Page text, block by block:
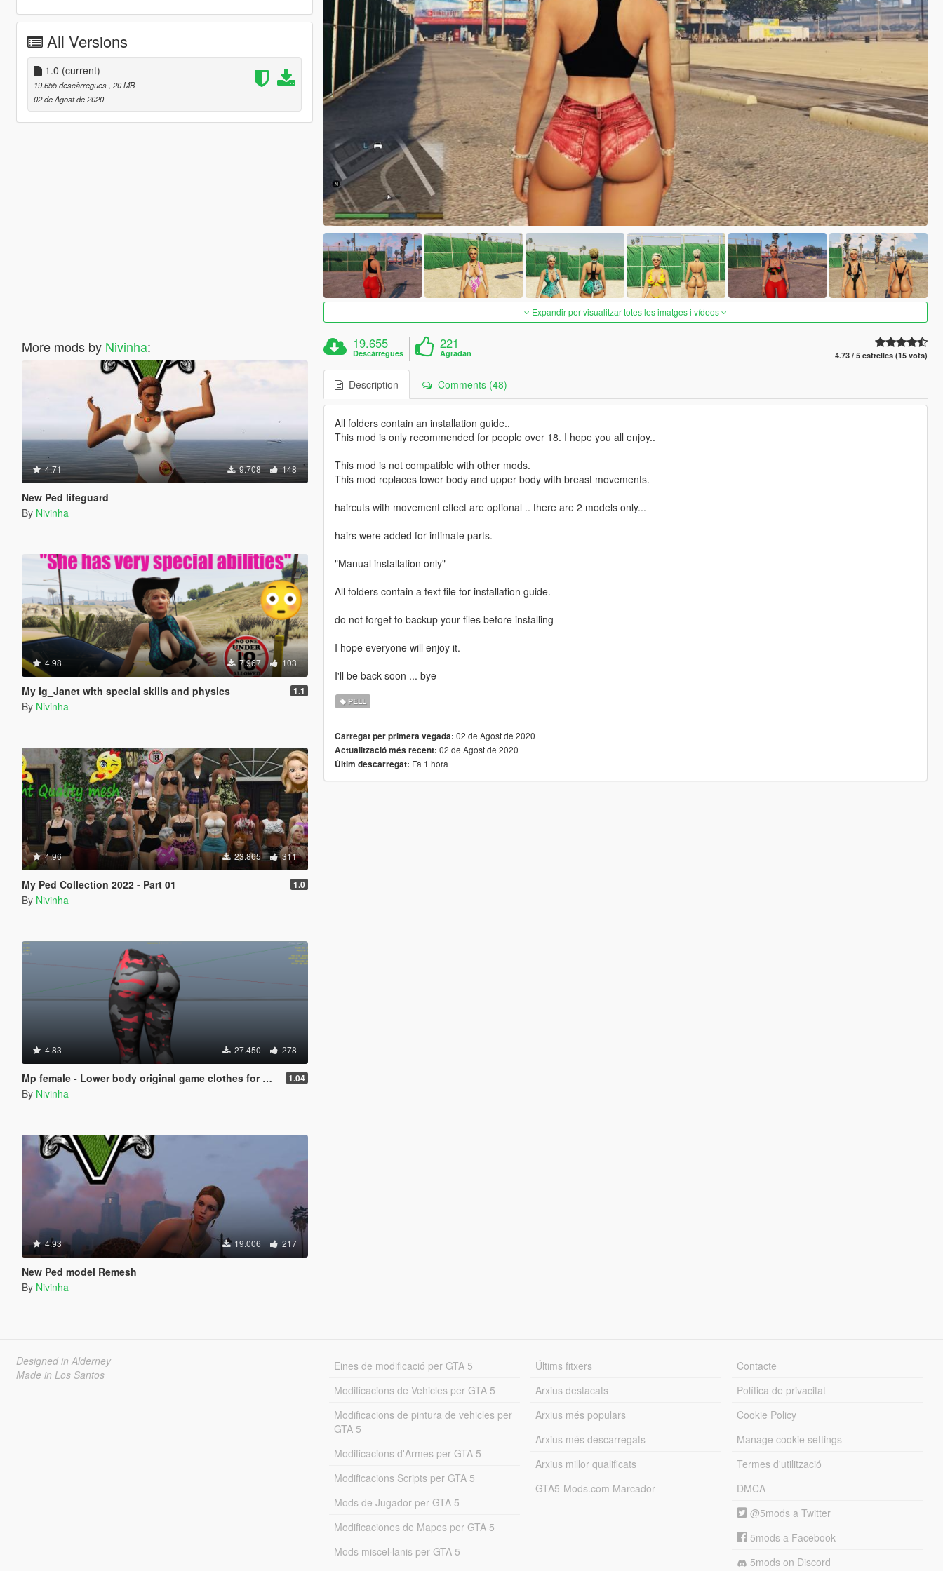
All Versions
1.0 (current)
19.655 descàrregues, 20 MB
02 de Agost de 2020
More mods by Nivinha:
4.71 9.708 148
New Ped lifeguard
By Nivinha
4.98 7.967 103
My Ig_Janet with special skills and physics 1.1
By Nivinha
4.96 23.865 311
My Ped Collection 2022 - Part 01 1.0
By Nivinha
4.83 27.450 278
Mp female - Lower body original game clothes for my last mod 1.04 1.04
By Nivinha
4.93 19.006 217
New Ped model Remesh
By Nivinha
Expandir per visualitzar totes les imatges i vídeos
19.655
Descàrregues
221
Agradan 4.73 / 5 estrelles (15 vots)
Description Comments (48)
All folders contain an installation guide..
This mod is only recommended for people over 18. I hope you all enjoy..
This mod is not compatible with other mods.
This mod replaces lower body and upper body with breast movements.
haircuts with movement effect are optional .. there are 2 models only...
hairs were added for intimate parts.
"Manual installation only"
All folders contain a text file for installation guide.
do not forget to backup your files before installing
I hope everyone will enjoy it.
I'll be back soon ... bye
PELL
Carregat per primera vegada: 02 de Agost de 2020
Actualització més recent: 02 de Agost de 2020
Últim descarregat: Fa 1 hora
Designed in Alderney
Made in Los Santos
Eines de modificació per GTA 5
Modificacions de Vehicles per GTA 5
Modificacions de pintura de vehicles per
GTA 5
Modificacions d'Armes per GTA 5
Modificacions Scripts per GTA 5
Mods de Jugador per GTA 5
Modificaciones de Mapes per GTA 5
Mods miscel·lanis per GTA 5
Últims fitxers
Arxius destacats
Arxius més populars
Arxius més descarregats
Arxius millor qualificats
GTA5-Mods.com Marcador
Contacte
Política de privacitat
Cookie Policy
Manage cookie settings
Termes d'utilització
DMCA
@5mods a Twitter
5mods a Facebook
5mods on Discord